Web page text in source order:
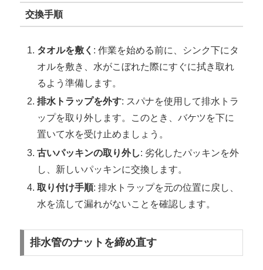
交換手順
タオルを敷く : 作業を始める前に、シンク下にタ
オルを敷き、水がこぼれた際にすぐに拭き取れ
るよう準備します。
排水トラップを外す: スパナを使用して排水トラ
ップを取り外します。このとき、バケツを下に
置いて水を受け止めましょう。
古いパッキンの取り外し: 劣化したパッキンを外
し、新しいパッキンに交換します。
取り付け手順: 排水トラップを元の位置に戻し、
水を流して漏れがないことを確認します。
排水管のナットを締め直す